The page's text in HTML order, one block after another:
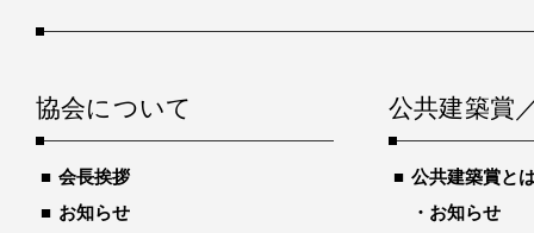
協会について
会長挨拶
お知らせ
公共建築賞
公共建築賞と
お知らせ